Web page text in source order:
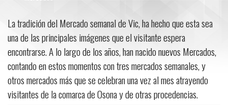
La tradición del Mercado semanal de Vic, ha hecho que esta sea
una de las principales imágenes que el visitante espera
encontrarse. A lo largo de los años, han nacido nuevos Mercados,
contando en estos momentos con tres mercados semanales, y
otros mercados más que se celebran una vez al mes atrayendo
visitantes de la comarca de Osona y de otras procedencias.